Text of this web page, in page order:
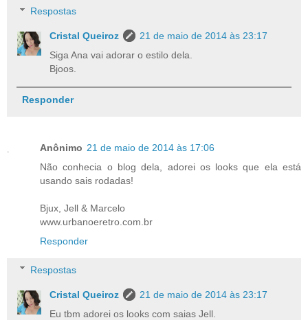
Respostas
Cristal Queiroz
21 de maio de 2014 às 23:17
Siga Ana vai adorar o estilo dela.
Bjoos.
Responder
Anônimo 21 de maio de 2014 às 17:06
Não conhecia o blog dela, adorei os looks que ela está
usando sais rodadas!
Bjux, Jell & Marcelo
www.urbanoeretro.com.br
Responder
Respostas
Cristal Queiroz
21 de maio de 2014 às 23:17
Eu tbm adorei os looks com saias Jell.